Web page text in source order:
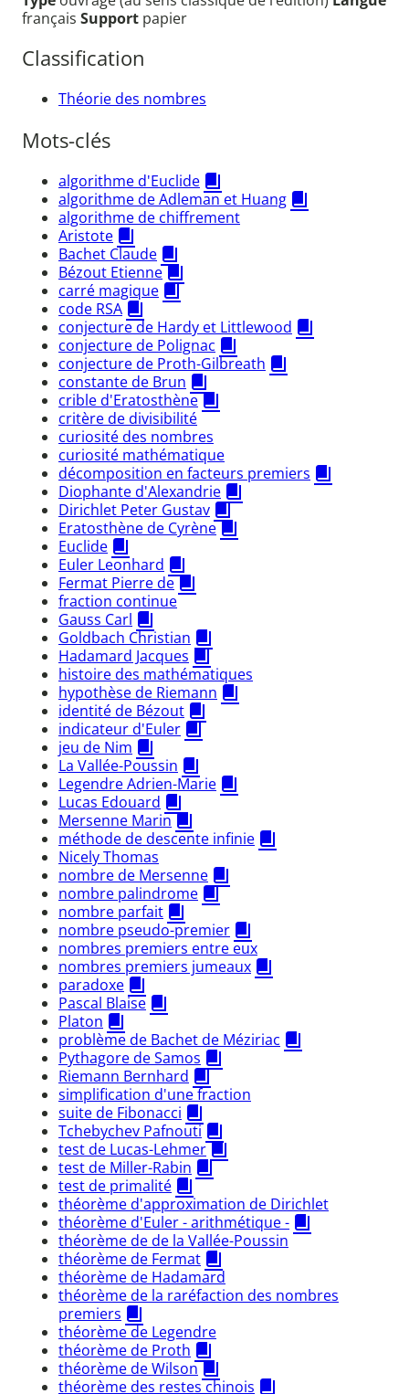
français Support papier
Classification
Théorie des nombres
Mots-clés
algorithme d'Euclide
algorithme de Adleman et Huang
algorithme de chiffrement
Aristote
Bachet Claude
Bézout Etienne
carré magique
code RSA
conjecture de Hardy et Littlewood
conjecture de Polignac
conjecture de Proth-Gilbreath
constante de Brun
crible d'Eratosthène
critère de divisibilité
curiosité des nombres
curiosité mathématique
décomposition en facteurs premiers
Diophante d'Alexandrie
Dirichlet Peter Gustav
Eratosthène de Cyrène
Euclide
Euler Leonhard
Fermat Pierre de
fraction continue
Gauss Carl
Goldbach Christian
Hadamard Jacques
histoire des mathématiques
hypothèse de Riemann
identité de Bézout
indicateur d'Euler
jeu de Nim
La Vallée-Poussin
Legendre Adrien-Marie
Lucas Edouard
Mersenne Marin
méthode de descente infinie
Nicely Thomas
nombre de Mersenne
nombre palindrome
nombre parfait
nombre pseudo-premier
nombres premiers entre eux
nombres premiers jumeaux
paradoxe
Pascal Blaise
Platon
problème de Bachet de Méziriac
Pythagore de Samos
Riemann Bernhard
simplification d'une fraction
suite de Fibonacci
Tchebychev Pafnouti
test de Lucas-Lehmer
test de Miller-Rabin
test de primalité
théorème d'approximation de Dirichlet
théorème d'Euler - arithmétique -
théorème de de la Vallée-Poussin
théorème de Fermat
théorème de Hadamard
théorème de la raréfaction des nombres
premiers
théorème de Legendre
théorème de Proth
théorème de Wilson
théorème des restes chinois